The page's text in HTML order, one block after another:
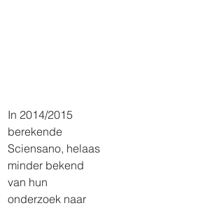
​In 2014/2015
berekende
Sciensano, helaas
minder bekend
van hun
onderzoek naar